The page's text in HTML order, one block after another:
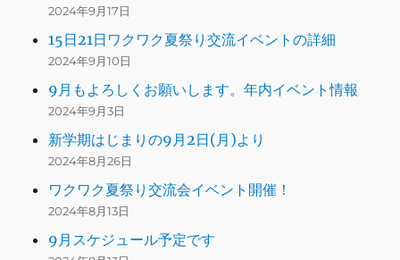
2024年9月17日
15日21日ワクワク夏祭り交流イベントの詳細
2024年9月10日
9月もよろしくお願いします。年内イベント情報
2024年9月3日
新学期はじまりの9月2日(月)より
2024年8月26日
ワクワク夏祭り交流会イベント開催！
2024年8月13日
9月スケジュール予定です